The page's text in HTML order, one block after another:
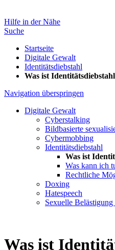
Hilfe in der Nähe
Suche
Startseite
Digitale Gewalt
Identitätsdiebstahl
Was ist
Navigation überspringen
Digitale Gewalt
Cyberstalking
Bildbasierte
Cybermobbing
Identitätsdiebstahl
Was ist
Was kann ich
Rechtliche
Doxing
Hatespeech
Sexuelle
Was ist